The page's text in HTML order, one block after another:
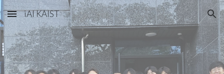
Skip to main content Skip to navigation
iAI KAIST